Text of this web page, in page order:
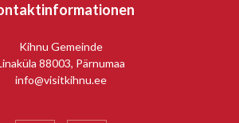
Kihnu Gemeinde
88003, Pärnumaa
info@visitkihnu.ee